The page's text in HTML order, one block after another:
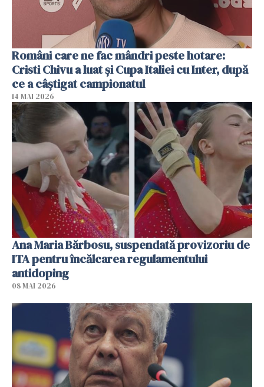
Români care ne fac mândri peste hotare:
Cristi Chivu a luat și Cupa Italiei cu Inter, după
ce a câștigat campionatul
14 MAI 2026
Ana Maria Bărbosu, suspendată provizoriu de
ITA pentru încălcarea regulamentului
antidoping
08 MAI 2026